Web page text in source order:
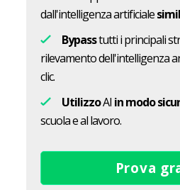
dall'intelligenza artificiale
Bypasstutti i principali
rilevamento dell'intelligenza
clic.
UtilizzoAI in modo
scuola e al lavoro.
Prova